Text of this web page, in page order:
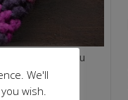
absolut perfekt zu
We'll
wish.